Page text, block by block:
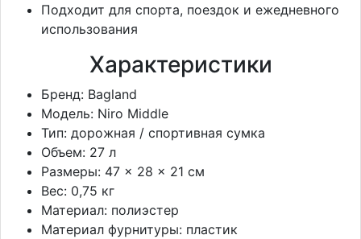
Подходит для спорта, поездок и ежедневного
использования
Характеристики
Бренд: Bagland
Модель: Niro Middle
Тип: дорожная / спортивная сумка
Объем: 27 л
Размеры: 47 × 28 × 21 см
Вес: 0,75 кг
Материал: полиэстер
Материал фурнитуры: пластик